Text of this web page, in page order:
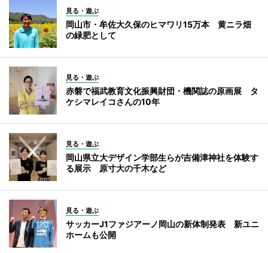
見る・遊ぶ
岡山市・牟佐大久保のヒマワリ15万本 黄ニラ畑
の緑肥として
見る・遊ぶ
赤磐で福武教育文化振興財団・機関誌の原画展 タ
ケシマレイコさんの10年
見る・遊ぶ
岡山県立大デザイン学部生らが吉備津神社を体験す
る展示 原寸大の千木など
見る・遊ぶ
サッカーJ1ファジアーノ岡山の新体制発表 新ユニ
ホームも公開